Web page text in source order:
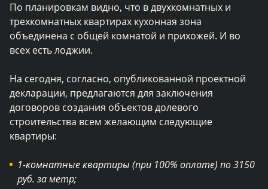
По планировкам видно, что в двухкомнатных и
трехкомнатных квартирах кухонная зона
объединена с общей комнатой и прихожей. И во
всех есть лоджии.
На сегодня, согласно, опубликованной проектной
декларации, предлагаются для заключения
договоров создания объектов долевого
строительства всем желающим следующие
квартиры:
1-комнатные квартиры (при 100% оплате) по 3150
руб. за метр;